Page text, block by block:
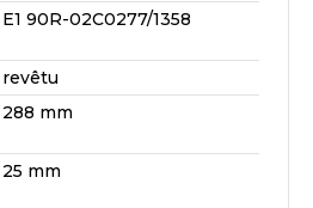
E1 90R-02C0277/1358
revêtu
288 mm
25 mm